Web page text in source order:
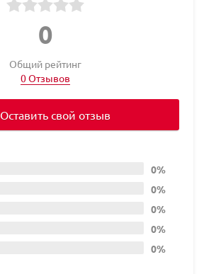
0
Общий рейтинг
0 Отзывов
0%
0%
0%
0%
0%
Оставить свой отзыв